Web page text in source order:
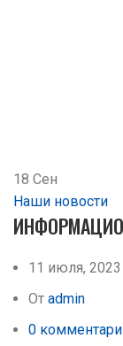
18 Сен
Наши новости
11 июля, 2023
От admin
0